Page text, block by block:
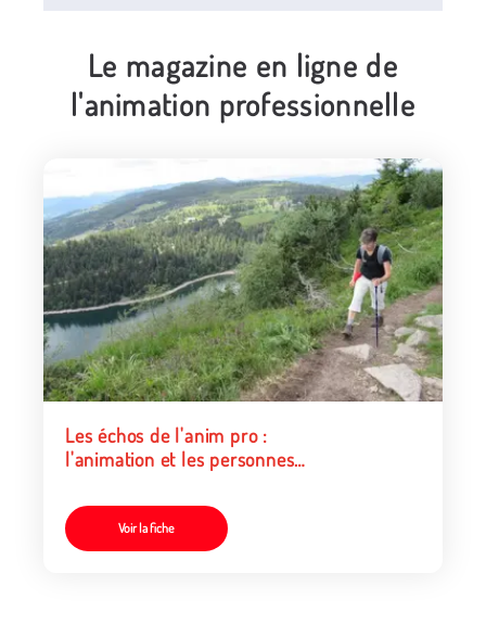
Le magazine en ligne de
l'animation professionnelle
Les échos de l'anim pro :
l'animation et les personnes
Voir la fiche